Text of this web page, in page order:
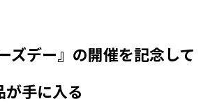
ズデー』の開催を記念して
手に入る